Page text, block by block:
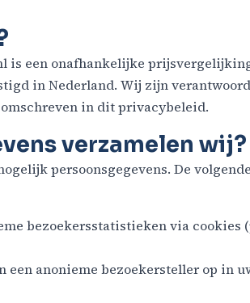
is een onafhankelijke
in Nederland. Wij zijn
in dit privacybeleid.
verzamelen wij?
persoonsgegevens. De
bezoekersstatistieken via cookies
een anonieme bezoekersteller op in